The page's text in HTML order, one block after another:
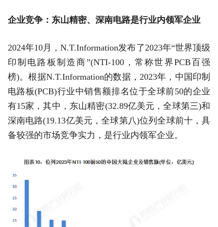
企业竞争：东山精密、深南电路是行业内领军企业
2024年10月，N.T.Information发布了2023年“世界顶级
印制电路板制造商”(NTI-100，常称世界PCB百强
榜)。根据N.T.Information的数据，2023年，中国印制
电路板(PCB)行业中销售额排名位于全球前50的企业
有15家，其中，东山精密(32.89亿美元，全球第三)和
深南电路(19.13亿美元，全球第八)位列全球前十，具
备较强的市场竞争实力，是行业内领军企业。